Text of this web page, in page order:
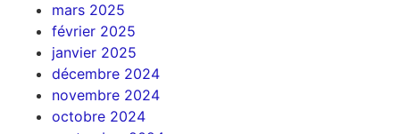
mars 2025
février 2025
janvier 2025
décembre 2024
novembre 2024
octobre 2024